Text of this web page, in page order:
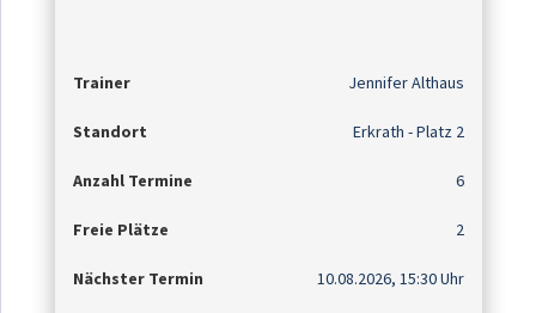
Trainer Jennifer Althaus
Standort Erkrath - Platz 2
Anzahl Termine 6
Freie Plätze 2
Nächster Termin 10.08.2026, 15:30 Uhr